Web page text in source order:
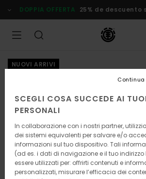
alle
informazioni
prodotto
DOPPIA OFFERTA 25% de
NUOVI ARRIVI
SCEGLI COSA SUCCEDE AI
PERSONALI
In collaborazione con i nostri partner,
dei sistemi equivalenti per salvare e/o
informazioni sul tuo dispositivo. Tali
(ad es. i dati di navigazione e il tuo indirizzo
essere utilizzati per: offrirti contenuti e
personalizzati, misurare l’efficacia dei